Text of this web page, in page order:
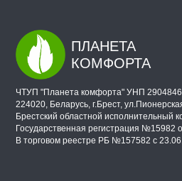
ПЛАНЕТА
КОМФОРТА
ЧТУП "Планета комфорта" УНП
224020, Беларусь, г.Брест,
Брестский областной исполнительный
Государственная регистрация №15982
В торговом реестре РБ №157582 с